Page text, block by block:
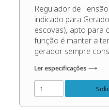
Regulador de
indicado para
escovas), apto para
função é manter a
gerador sempre
dos patamares
do Produto: 49378
Produto: Manual
SRT07S
Ler especificações ⟶